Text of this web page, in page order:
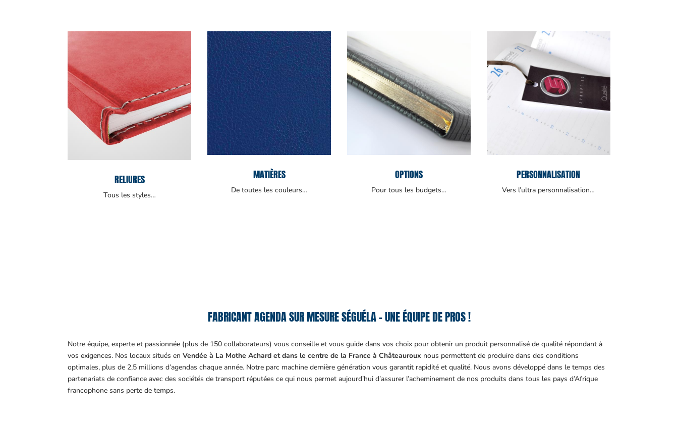
RELIURES
Tous les styles…
MATIÈRES
De toutes les couleurs…
OPTIONS
Pour tous les budgets…
PERSONNALISATION
Vers l’ultra personnalisation…
FABRICANT AGENDA SUR MESURE SÉGUÉLA – UNE ÉQUIPE DE PROS !
Notre équipe, experte et passionnée (plus de 150 collaborateurs) vous conseille et vous guide dans vos choix pour obtenir un produit personnalisé de qualité répondant à
vos exigences. Nos locaux situés enVendée à La Mothe Achard et dans le centre de la France à Châteauroux nous permettent de produire dans des conditions
optimales, plus de 2,5 millions d’agendas chaque année. Notre parc machine dernière génération vous garantit rapidité et qualité. Nous avons développé dans le temps des
partenariats de confiance avec des sociétés de transport réputées ce qui nous permet aujourd’hui d’assurer l’acheminement de nos produits dans tous les pays d’Afrique
francophone sans perte de temps.